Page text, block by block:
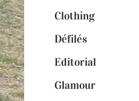
Clothing
Défilés
Editorial
Glamour